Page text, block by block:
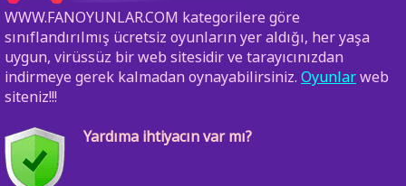
WWW.FANOYUNLAR.COM kategorilere göre
sınıflandırılmış ücretsiz oyunların yer aldığı, her yaşa
uygun, virüssüz bir web sitesidir ve tarayıcınızdan
indirmeye gerek kalmadan oynayabilirsiniz. Oyunlarweb
siteniz!!!
Yardıma ihtiyacın var mı?